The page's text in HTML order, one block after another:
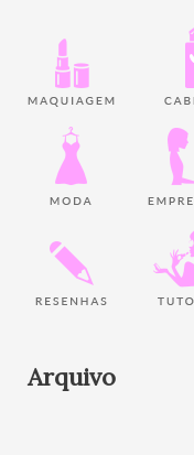
Arquivo